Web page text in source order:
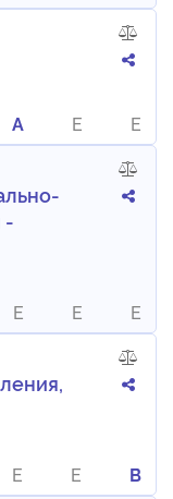
A E
E
-
E E
E
E E
B